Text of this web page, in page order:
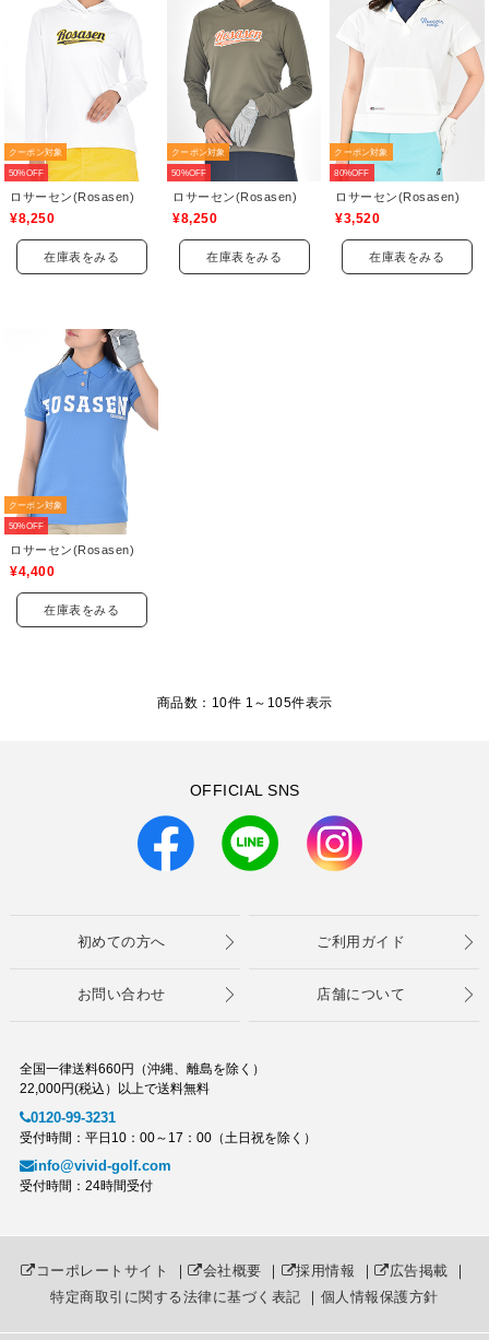
クーポン対象
50%OFF
ロサーセン(Rosasen)
¥8,250
在庫表をみる
クーポン対象
50%OFF
ロサーセン(Rosasen)
¥8,250
在庫表をみる
クーポン対象
80%OFF
ロサーセン(Rosasen)
¥3,520
在庫表をみる
クーポン対象
50%OFF
ロサーセン(Rosasen)
¥4,400
在庫表をみる
商品数：10件 1～ 105件表示
OFFICIAL SNS
初めての方へ ご利用ガイド
お問い合わせ 店舗について
全国一律送料660円（沖縄、離島を除く）
22,000円(税込）以上で送料無料
0120-99-3231
受付時間：平日10：00～17：00（土日祝を除く）
info@vivid-golf.com
受付時間：24時間受付
コーポレートサイト ｜ 会社概要 ｜ 採用情報 ｜ 広告掲載 ｜
特定商取引に関する法律に基づく表記 ｜ 個人情報保護方針